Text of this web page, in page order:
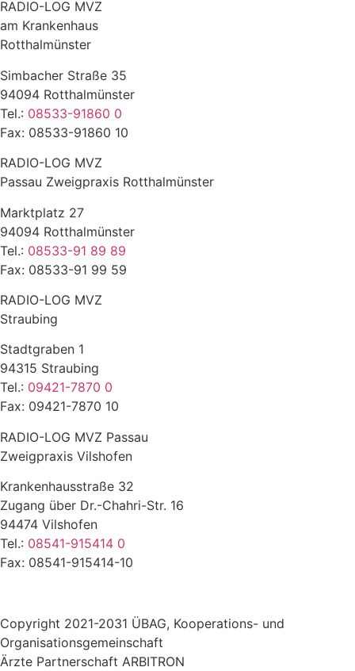
RADIO-LOG MVZ
am Krankenhaus
Rotthalmünster
Simbacher Straße 35
94094 Rotthalmünster
Tel.: 08533-91860 0
Fax: 08533-91860 10
RADIO-LOG MVZ
Passau Zweigpraxis Rotthalmünster
Marktplatz 27
94094 Rotthalmünster
Tel.: 08533-91 89 89
Fax: 08533-91 99 59
RADIO-LOG MVZ
Straubing
Stadtgraben 1
94315 Straubing
Tel.: 09421-7870 0
Fax: 09421-7870 10
RADIO-LOG MVZ Passau
Zweigpraxis Vilshofen
Krankenhausstraße 32
Zugang über Dr.-Chahri-Str. 16
94474 Vilshofen
Tel.: 08541-915414 0
Fax: 08541-915414-10
Copyright 2021-2031 ÜBAG, Kooperations- und
Organisationsgemeinschaft
Ärzte Partnerschaft ARBITRON